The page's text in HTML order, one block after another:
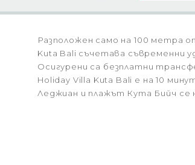
Разположен само на 100 метра
Kuta Bali съчетава съвременни
Осигурени са безплатни
Holiday Villa Kuta Bali е на 10
Леджиан и плажът Кута Бийч се